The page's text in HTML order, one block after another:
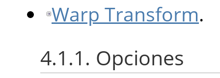
Warp Transform.
4.1.1. Opciones